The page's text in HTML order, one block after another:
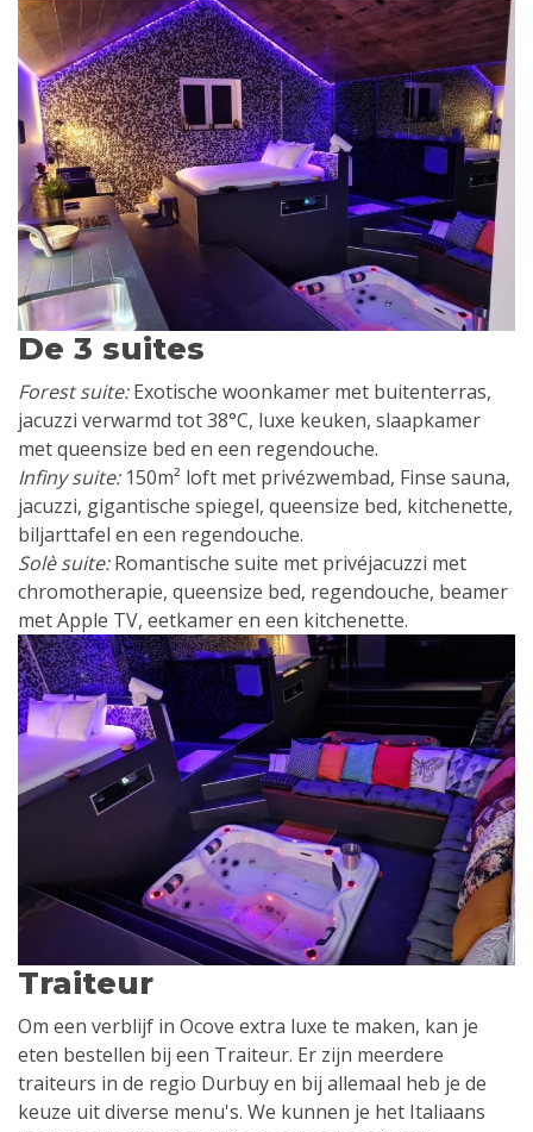
De 3 suites
Forest suite:Exotische woonkamer met buitenterras,
jacuzzi verwarmd tot 38°C, luxe keuken, slaapkamer
met queensize bed en een regendouche.
Infiny suite:150m² loft met privézwembad, Finse sauna,
jacuzzi, gigantische spiegel, queensize bed, kitchenette,
biljarttafel en een regendouche.
Solè suite:Romantische suite met privéjacuzzi met
chromotherapie, queensize bed, regendouche, beamer
met Apple TV, eetkamer en een kitchenette.
Traiteur
Om een verblijf in Ocove extra luxe te maken, kan je
eten bestellen bij een Traiteur. Er zijn meerdere
traiteurs in de regio Durbuy en bij allemaal heb je de
keuze uit diverse menu's. We kunnen je het Italiaans